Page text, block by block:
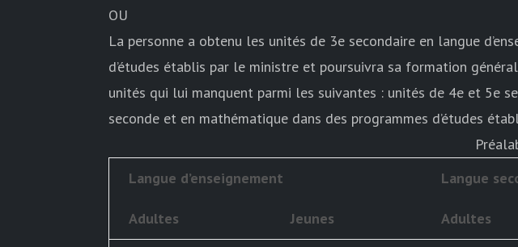
OU
La personne a obtenu les unités de 3e secondaire en langue
d’études établis par le ministre et poursuivra sa formation
unités qui lui manquent parmi les suivantes : unités de 4e et 5e
seconde et en mathématique dans des programmes d’études
Langue d’enseignement Langue
Adultes Jeunes Adultes